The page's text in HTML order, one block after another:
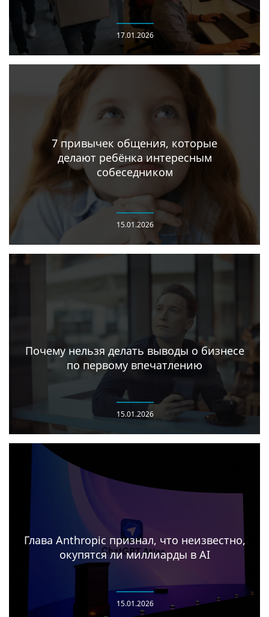
17.01.2026
7 привычек общения, которые
делают ребёнка интересным
собеседником
15.01.2026
Почему нельзя делать выводы о бизнесе
по первому впечатлению
15.01.2026
Глава Anthropic признал, что неизвестно,
окупятся ли миллиарды в AI
15.01.2026